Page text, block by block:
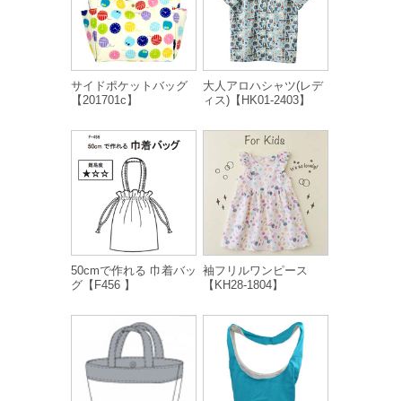
サイドポケットバッグ
【201701c】
大人アロハシャツ(レデ
ィス)【HK01-2403】
50cmで作れる 巾着バッ
グ【F456 】
袖フリルワンピース
【KH28-1804】